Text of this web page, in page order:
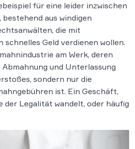
für eine leider inzwischen
aus windigen
die mit
schnelles Geld verdienen wollen.
am Werk, deren
und Unterlassung
sondern nur die
ist. Ein Geschäft,
der Legalität wandelt, oder häufig